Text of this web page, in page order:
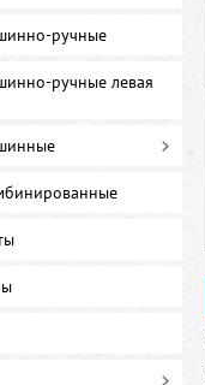
ручные
ручные левая